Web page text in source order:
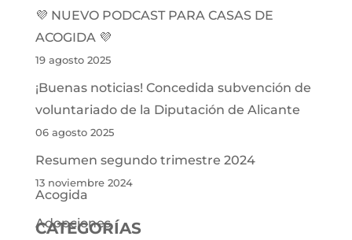
💜 NUEVO PODCAST PARA CASAS DE
ACOGIDA 💜
19 agosto 2025
¡Buenas noticias! Concedida subvención de
voluntariado de la Diputación de Alicante
06 agosto 2025
Resumen segundo trimestre 2024
13 noviembre 2024
CATEGORÍAS
Acogida
Adopciones